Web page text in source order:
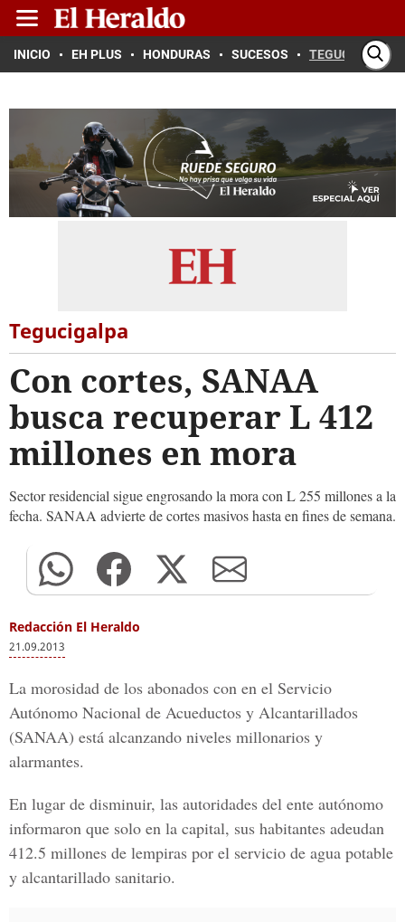
INICIO EH PLUS HONDURAS SUCESOS TEGUCIGALPA
Tegucigalpa
Con cortes, SANAA
busca recuperar L 412
millones en mora
Sector residencial sigue engrosando la mora con L 255 millones a la
fecha. SANAA advierte de cortes masivos hasta en fines de semana.
Redacción El Heraldo
21.09.2013
La morosidad de los abonados con en el Servicio
Autónomo Nacional de Acueductos y Alcantarillados
(SANAA) está alcanzando niveles millonarios y
alarmantes.
En lugar de disminuir, las autoridades del ente autónomo
informaron que solo en la capital, sus habitantes adeudan
412.5 millones de lempiras por el servicio de agua potable
y alcantarillado sanitario.